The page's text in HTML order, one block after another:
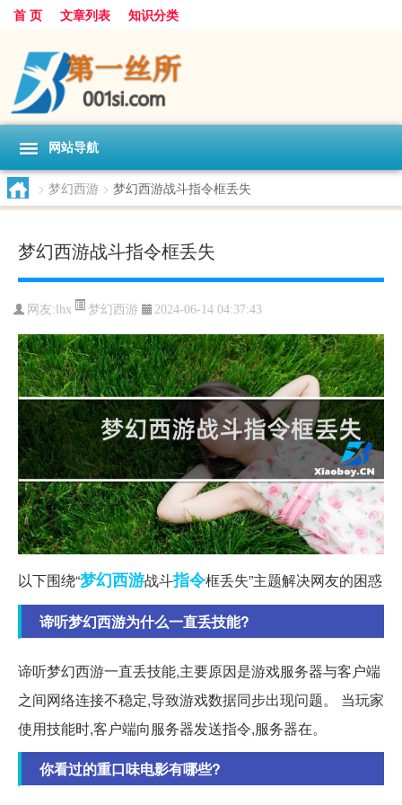
首 页 文章列表 知识分类
网站导航
> 梦幻西游 > 梦幻西游战斗指令框丢失
梦幻西游战斗指令框丢失
网友: lhx 梦幻西游 2024-06-14 04:37:43
以下围绕“梦幻西游战斗指令框丢失”主题解决网友的困惑
谛听梦幻西游为什么一直丢技能?
谛听梦幻西游一直丢技能,主要原因是游戏服务器与客户端
之间网络连接不稳定,导致游戏数据同步出现问题。 当玩家
使用技能时,客户端向服务器发送指令,服务器在。
你看过的重口味电影有哪些?